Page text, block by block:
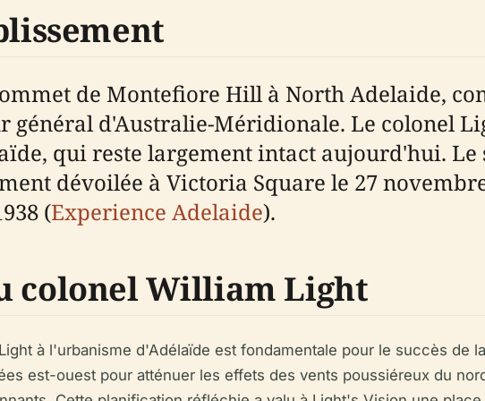
de Montefiore Hill à North Adelaide,
d'Australie-Méridionale. Le colonel
qui reste largement intact aujourd'hui. Le
dévoilée à Victoria Square le 27
(Experience Adelaide).
colonel William Light
à l'urbanisme d'Adélaïde est fondamentale pour le succès de
est-ouest pour atténuer les effets des vents poussiéreux du